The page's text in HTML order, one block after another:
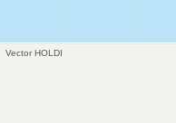
Vector HOLDI